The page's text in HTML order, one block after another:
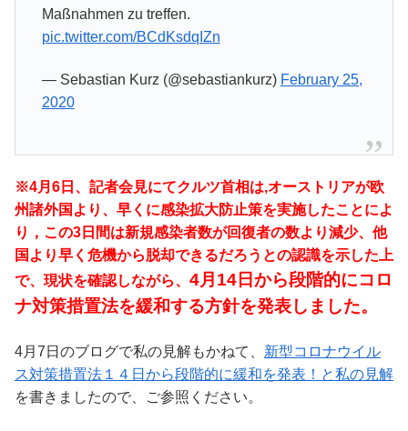
Maßnahmen zu treffen.
pic.twitter.com/BCdKsdqIZn
— Sebastian Kurz (@sebastiankurz) February 25,
2020
※4月6日、記者会見にてクルツ首相は,オーストリアが欧
州諸外国より、早くに感染拡大防止策を実施したことによ
り，この3日間は新規感染者数が回復者の数より減少、他
国より早く危機から脱却できるだろうとの認識を示した上
で、現状を確認しながら、 4月14日から段階的にコロ
ナ対策措置法を緩和する方針を発表しました。
4月7日のブログで私の見解もかねて、 新型コロナウイル
ス対策措置法１４日から段階的に緩和を発表！と私の見解
を書きましたので、ご参照ください。